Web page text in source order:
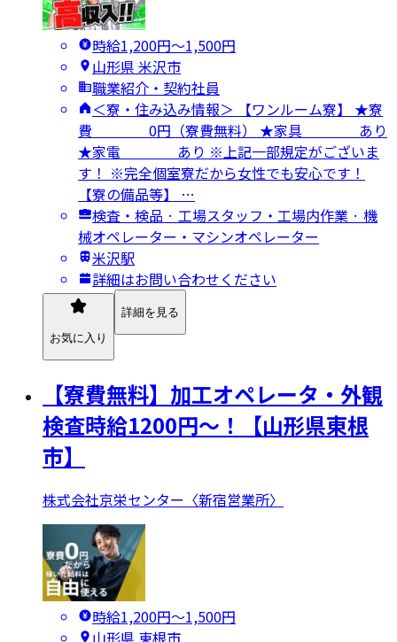
時給1,200円〜1,500円
山形県 米沢市
職業紹介・契約社員
＜寮・住み込み情報＞ 【ワンルーム寮】 ★寮
費 0円（寮費無料） ★家具 あり
★家電 あり ※上記一部規定がございま
す！ ※完全個室寮だから女性でも安心です！
【寮の備品等】 …
検査・検品 · 工場スタッフ・工場内作業 · 機
械オペレーター・マシンオペレーター
米沢駅
詳細はお問い合わせください
お気に入り
詳細を見る
【寮費無料】加工オペレータ・外観
検査時給1200円～！【山形県東根
市】
株式会社京栄センター〈新宿営業所〉
時給1,200円〜1,500円